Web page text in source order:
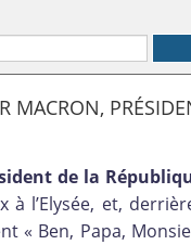
MACRON,
de la
l’Elysée, et,
« Ben, Papa,